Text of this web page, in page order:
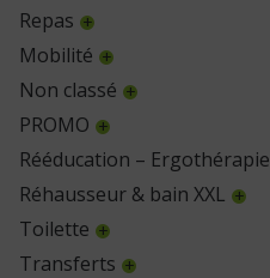
Repas
Mobilité
Non classé
PROMO
Rééducation – Ergothérapie
Réhausseur & bain XXL
Toilette
Transferts